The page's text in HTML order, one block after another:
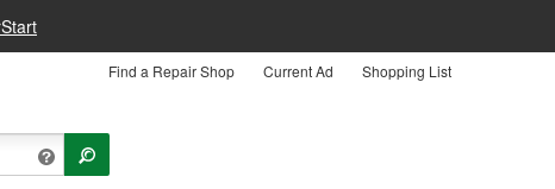
Find a Repair Shop Current Ad Shopping List